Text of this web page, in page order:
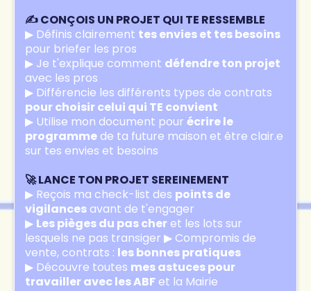
✍️ CONÇOIS UN PROJET QUI TE RESSEMBLE
▶ Définis clairement tes envies et tes besoins
pour briefer les pros
▶ Je t'explique comment défendre ton projet
avec les pros
▶ Différencie les différents types de contrats
pour choisir celui qui TE convient
▶ Utilise mon document pour écrire le
programme de ta future maison et être clair.e
sur tes envies et besoins
🚀 LANCE TON PROJET SEREINEMENT
▶ Reçois ma check-list des points de
vigilances avant de t'engager
▶ Les pièges du pas cher et les lots sur
lesquels ne pas transiger ▶ Compromis de
vente, contrats : les bonnes pratiques
▶ Découvre toutes mes astuces pour
travailler avec les ABF et la Mairie